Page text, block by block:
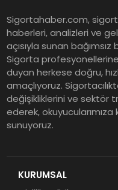
Sigortahaber.com,
haberleri, analizleri ve
açısıyla sunan
Sigorta
duyan herkese doğru,
amaçlıyoruz.
değişikliklerini ve sektör
ederek, okuyucularımıza
sunuyoruz.
KURUMSAL